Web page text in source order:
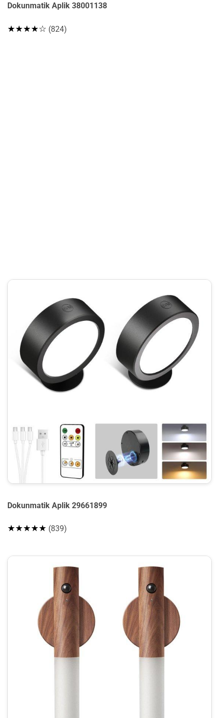
Dokunmatik Aplik 38001138
★★★★☆ (824)
Dokunmatik Aplik 29661899
★★★★★ (839)